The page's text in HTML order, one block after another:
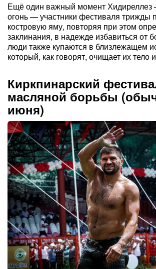
Ещё один важный момент Хидиреллез
огонь — участники фестиваля трижды
костровую яму, повторяя при этом
заклинания, в надежде избавиться от
люди также купаются в близлежащем
который, как говорят, очищает их тело
Киркпинарский
масляной борьбы
июня)